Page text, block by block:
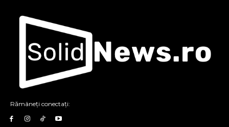
Rămâneți conectați: